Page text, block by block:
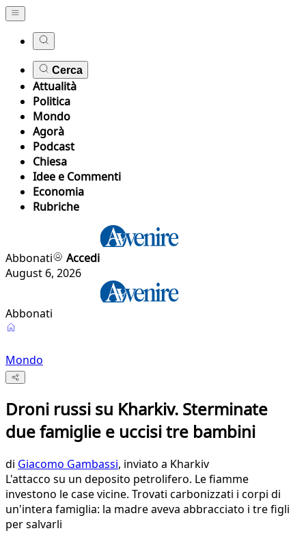
Cerca
Attualità
Politica
Mondo
Agorà
Podcast
Chiesa
Idee e Commenti
Economia
Rubriche
Abbonati
Accedi
August 6, 2026
Abbonati
Mondo
Droni russi su Kharkiv. Sterminate
due famiglie e uccisi tre bambini
di Giacomo Gambassi, inviato a Kharkiv
L'attacco su un deposito petrolifero. Le fiamme
investono le case vicine. Trovati carbonizzati i corpi di
un'intera famiglia: la madre aveva abbracciato i tre figli
per salvarli